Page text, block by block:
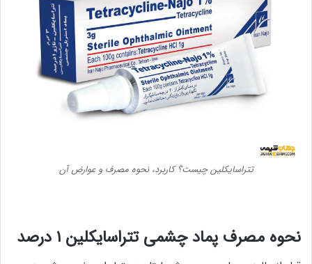
تتراسایکلین چیست؟ کاربرد، نحوه مصرف و عوارض آن
نحوه مصرف پماد چشمیتتراسایکلین ۱ درصد